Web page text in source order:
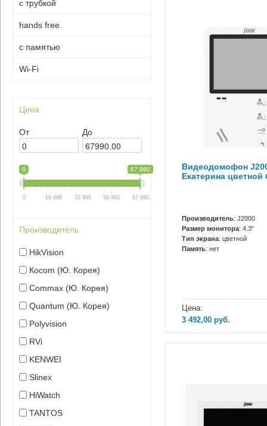
с трубкой
hands free
с памятью
Wi-Fi
Цена
От До
0 67 990
0 16 998 33 995 50 993 67 990
Производитель
HikVision
Кocom (Ю. Корея)
Сommax (Ю. Корея)
Quantum (Ю. Корея)
Polyvision
RVi
KENWEI
Slinex
HiWatch
TANTOS
Видеодомофон
Екатерина цветной
Производитель: J2000
Размер монитора: 4.3"
Тип экрана: цветной
Память: нет
Цена:
3 492,00 руб.